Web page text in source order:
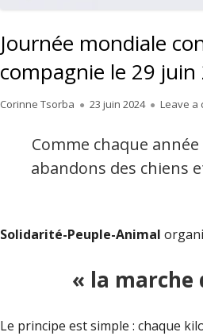
Journée mondiale
compagnie le 29 juin
Author
Corinne Tsorba
Published
23 juin 2024 Leave a
Comme chaque année
abandons des chiens
Solidarité-Peuple-Animal
« la marche
Le principe est simple : chaque